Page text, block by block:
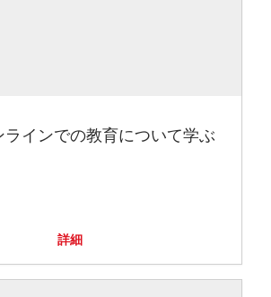
インでの教育について学ぶ
詳細